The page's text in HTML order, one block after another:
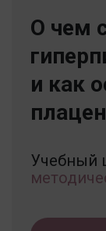
О чем
и как
Учебный